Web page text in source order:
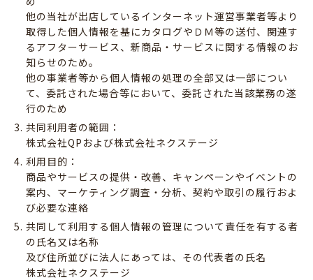
他の当社が出店しているインターネット運営事業者等より
取得した個人情報を基にカタログやＤＭ等の送付、関連す
るアフターサービス、新商品・サービスに関する情報のお
知らせのため。
他の事業者等から個人情報の処理の全部又は一部につい
て、委託された場合等において、委託された当該業務の遂
行のため
共同利用者の範囲：
株式会社QPおよび株式会社ネクステージ
利用目的：
商品やサービスの提供・改善、キャンペーンやイベントの
案内、マーケティング調査・分析、契約や取引の履行およ
び必要な連絡
共同して利用する個人情報の管理について責任を有する者
の氏名又は名称
及び住所並びに法人にあっては、その代表者の氏名
株式会社ネクステージ